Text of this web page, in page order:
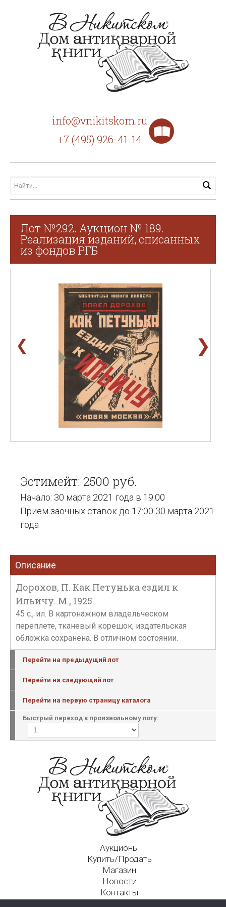
info@vnikitskom.ru
+7 (495) 926-41-14
Лот №292. Аукцион № 189.
Реализация изданий, списанных
из фондов РГБ
❮ ❯
Эстимейт: 2500 руб.
Начало: 30 марта 2021 года в 19:00
Прием заочных ставок до 17:00 30 марта 2021
года
Описание
Дорохов, П. Как Петунька ездил к
Ильичу. М., 1925.
45 с., ил. В картонажном владельческом
переплете, тканевый корешок, издательская
обложка сохранена. В отличном состоянии.
Перейти на предыдущий лот
Перейти на следующий лот
Перейти на первую страницу каталога
Быстрый переход к произвольному лоту:
Аукционы
Купить/Продать
Магазин
Новости
Контакты